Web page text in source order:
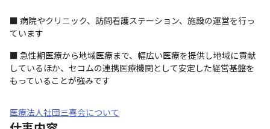
■ 病院やクリニック、訪問看護ステーション、施設の運営を行っ
ています
■ 急性期医療から地域医療まで、幅広い医療を提供し地域に貢献
しているほか、セコムの連携医療機関として安定した経営基盤を
もっていることが強みです
医療法人社団三喜会について